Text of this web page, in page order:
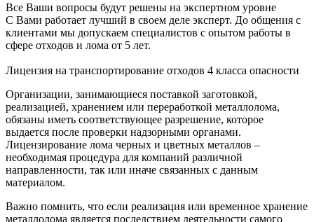
Все Ваши вопросы будут решены на экспертном уровне
С Вами работает лучший в своем деле эксперт. До общения с
клиентами мы допускаем специалистов с опытом работы в
сфере отходов и лома от 5 лет.
Лицензия на транспортирование отходов 4 класса опасности
Организации, занимающиеся поставкой заготовкой,
реализацией, хранением или переработкой металлолома,
обязаны иметь соответствующее разрешение, которое
выдается после проверки надзорными органами.
Лицензирование лома черных и цветных металлов –
необходимая процедура для компаний различной
направленности, так или иначе связанных с данным
материалом.
Важно помнить, что если реализация или временное хранение
металлолома является последствием деятельности самого